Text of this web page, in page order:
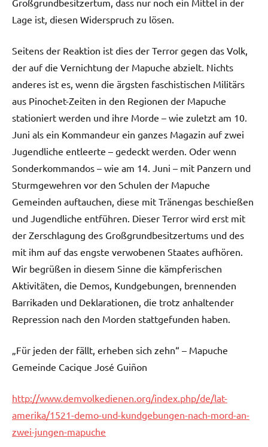
Lage ist, diesen Widerspruch zu lösen.
Seitens der Reaktion ist dies der Terror gegen das Volk,
der auf die Vernichtung der Mapuche abzielt. Nichts
anderes ist es, wenn die ärgsten faschistischen Militärs
aus Pinochet-Zeiten in den Regionen der Mapuche
stationiert werden und ihre Morde – wie zuletzt am 10.
Juni als ein Kommandeur ein ganzes Magazin auf zwei
Jugendliche entleerte – gedeckt werden. Oder wenn
Sonderkommandos – wie am 14. Juni – mit Panzern und
Sturmgewehren vor den Schulen der Mapuche
Gemeinden auftauchen, diese mit Tränengas beschießen
und Jugendliche entführen. Dieser Terror wird erst mit
der Zerschlagung des Großgrundbesitzertums und des
mit ihm auf das engste verwobenen Staates aufhören.
Wir begrüßen in diesem Sinne die kämpferischen
Aktivitäten, die Demos, Kundgebungen, brennenden
Barrikaden und Deklarationen, die trotz anhaltender
Repression nach den Morden stattgefunden haben.
„Für jeden der fällt, erheben sich zehn“ – Mapuche
Gemeinde Cacique José Guiñon
http://www.demvolkedienen.org/index.php/de/lat-
amerika/1521-demo-und-kundgebungen-nach-mord-an-
zwei-jungen-mapuche